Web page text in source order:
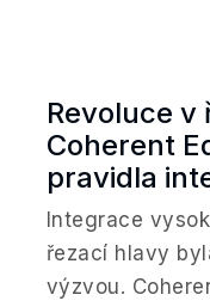
Revoluce v
Coherent
pravidla
Integrace
řezací hlavy
výzvou.